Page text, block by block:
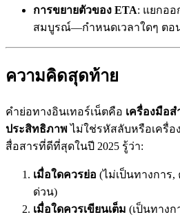
การขยายตัวของ ETA: แยกออ
สมบูรณ์—กำหนดเวลาใดๆ ตอ
ความคิดสุดท้าย
คำย่อทางอินเทอร์เน็ตคือ เครื่องมือ
ประสิทธิภาพ ไม่ใช่รหัสลับหรือเครื่อ
สื่อสารที่ดีที่สุดในปี 2025 รู้ว่า:
เมื่อใดควรย่อ (ไม่เป็นทางการ,
ด่วน)
เมื่อใดควรเขียนเต็ม (เป็นทาง